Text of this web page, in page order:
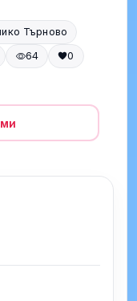
Търново
64
0